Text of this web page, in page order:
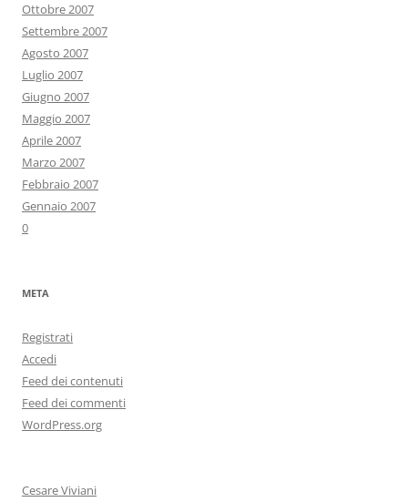
Ottobre 2007
Settembre 2007
Agosto 2007
Luglio 2007
Giugno 2007
Maggio 2007
Aprile 2007
Marzo 2007
Febbraio 2007
Gennaio 2007
0
META
Registrati
Accedi
Feed dei contenuti
Feed dei commenti
WordPress.org
Cesare Viviani